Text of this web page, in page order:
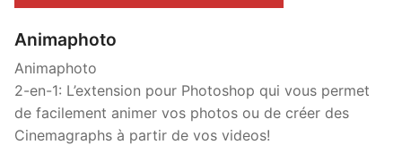
Animaphoto
Animaphoto
2-en-1: L’extension pour Photoshop qui vous permet
de facilement animer vos photos ou de créer des
Cinemagraphs à partir de vos videos!